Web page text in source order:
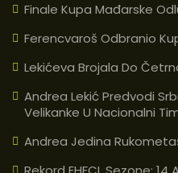
Finale Kupa Mađarske
Ferencvaroš Odbranio
Lekićeva Brojala Do
Andrea Lekić Predvodi
Velikanke U Nacionalni
Andrea Jedina